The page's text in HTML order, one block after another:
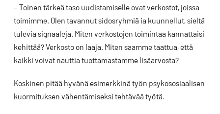
– Toinen tärkeä taso uudistamiselle ovat verkostot, joissa
toimimme. Olen tavannut sidosryhmiä ia kuunnellut, sieltä
tulevia signaaleja. Miten verkostojen toimintaa kannattaisi
kehittää? Verkosto on laaja. Miten saamme taattua, että
kaikki voivat nauttia tuottamastamme lisäarvosta?
Koskinen pitää hyvänä esimerkkinä työn psykososiaalisen
kuormituksen vähentämiseksi tehtävää työtä.